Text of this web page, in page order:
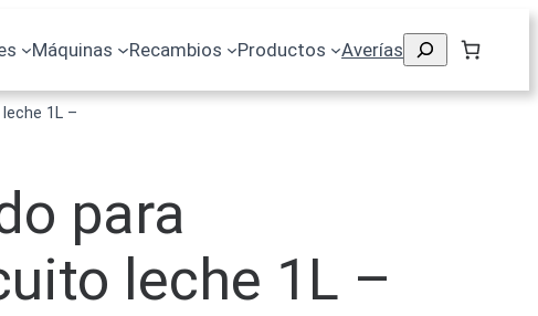
Máquinas Recambios Productos Averías
1L –
para
leche 1L –